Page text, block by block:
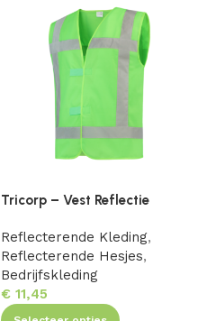
Tricorp – Vest Reflectie
Reflecterende Kleding,
Reflecterende Hesjes,
Bedrijfskleding
€ 11,45